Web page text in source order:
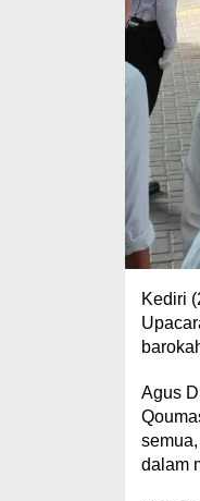
Kediri
Agus
dalam